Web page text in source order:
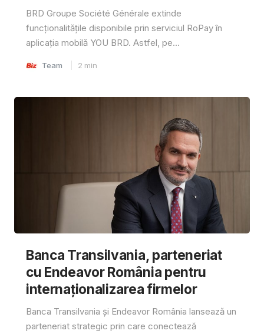
BRD Groupe Société Générale extinde
funcționalitățile disponibile prin serviciul RoPay în
aplicația mobilă YOU BRD. Astfel, pe...
Team 2 min
Banca Transilvania, parteneriat
cu Endeavor România pentru
internaționalizarea firmelor
Banca Transilvania și Endeavor România lansează un
parteneriat strategic prin care conectează